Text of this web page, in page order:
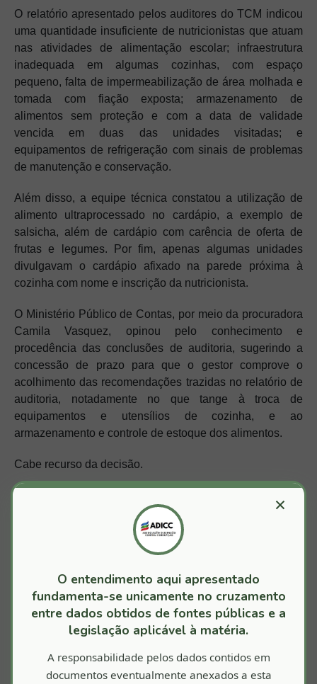
O relatório apresentado pelos auditores do TCM indicou
uma quantidade insuficiente de nutricionistas que atuam
nas atividades de alimentação escolar; infraestrutura
inadequada em algumas cozinhas, com espaço
pequeno, falta de impermeabilização de área molhada e
tomada com fiação exposta; armazenamento de
alimentos sem proteção e com a data de validade
vencida em duas das unidades visitadas; e
equipamentos de refrigeração com sinais de problemas
de manutenção e conservação.
Além disso, a equipe técnica constatou a utilização de
alimento ultraprocessado no cardápio, a exemplo de
salsicha, além de cardápio com carência de oferta de
frutas e legumes. Por fim, apenas algumas unidades
divulgavam o cardápio afixado na parede próxima à
cozinha com nome e inscrição da nutricionista.
O Ministério Público de Contas, por meio da procuradora
Camila Vasquez, opinou pelo conhecimento e
procedência das conclusões de auditoria, sugerindo a
concessão de prazo para que o gestor comprove o
acolhimento das recomendações trazidas no relatório de
auditoria, notadamente no que tange à troca de
equipamentos e utensílios de cozinha, e ao
armazenamento e controle de estoque dos alimentos.
Cabe recurso da decisão.
PÉ DE SERRA
×
O entendimento aqui apresentado
fundamenta-se unicamente no cruzamento
entre dados obtidos de fontes públicas e a
legislação aplicável à matéria.
A responsabilidade pelos dados contidos em
documentos eventualmente anexados a esta